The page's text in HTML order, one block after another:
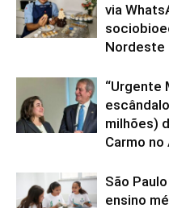
via
Nordeste
“Urgente
milhões)
Carmo no
São
ensino